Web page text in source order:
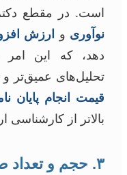
است. در مقطع
نوآوری و ارزش
دهد، که این امر
تحلیل‌های عمیق‌تر و
قیمت انجام پایان
بالاتر از کارشناسی
۳. حجم و تعداد صفحات مورد نیاز